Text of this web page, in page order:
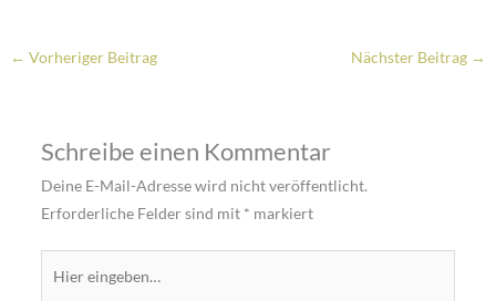
← Vorheriger Beitrag Nächster Beitrag →
Schreibe einen Kommentar
Deine E-Mail-Adresse wird nicht veröffentlicht.
Erforderliche Felder sind mit * markiert
eingeben…